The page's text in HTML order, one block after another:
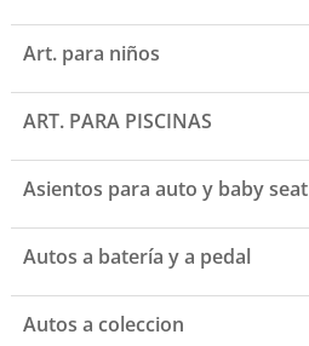
Art. para niños
ART. PARA PISCINAS
Asientos para auto y baby seat
Autos a batería y a pedal
Autos a coleccion